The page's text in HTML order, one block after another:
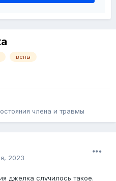
вены
члена и травмы
2023
джелка случилось такое.